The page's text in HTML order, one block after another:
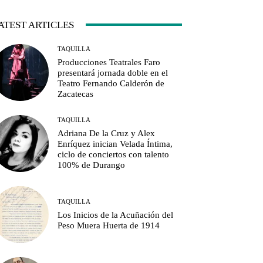
ARTICLES
TAQUILLA
Producciones Teatrales Faro
presentará jornada doble en el
Teatro Fernando Calderón de
Zacatecas
TAQUILLA
Adriana De la Cruz y Alex
Enríquez inician Velada Íntima,
ciclo de conciertos con talento
100% de Durango
TAQUILLA
Los Inicios de la Acuñación del
Peso Muera Huerta de 1914